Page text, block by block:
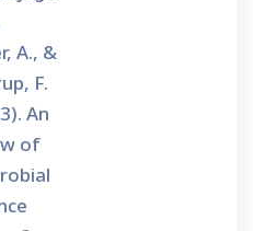
A., &
F.
An
of